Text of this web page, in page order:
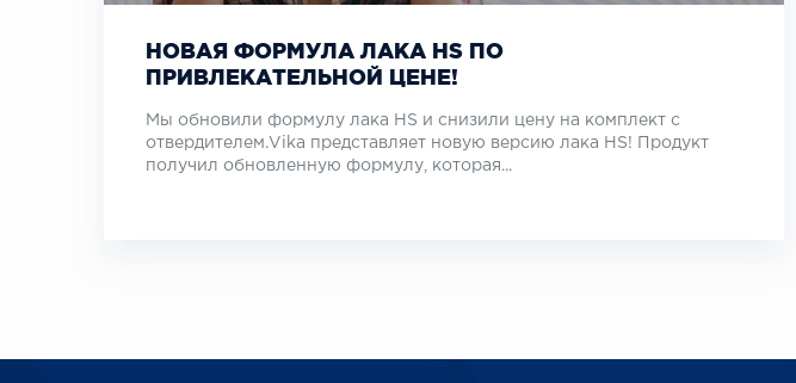
НОВАЯ ФОРМУЛА ЛАКА HS ПО
ПРИВЛЕКАТЕЛЬНОЙ ЦЕНЕ!
Мы обновили формулу лака HS и снизили цену на комплект с
отвердителем.Vika представляет новую версию лака HS! Продукт
получил обновленную формулу, которая...